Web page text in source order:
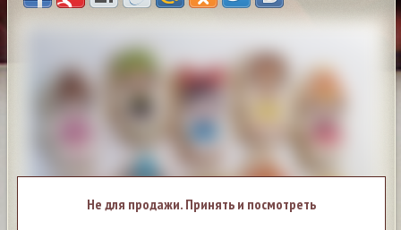
Не для продажи. Принять и посмотреть